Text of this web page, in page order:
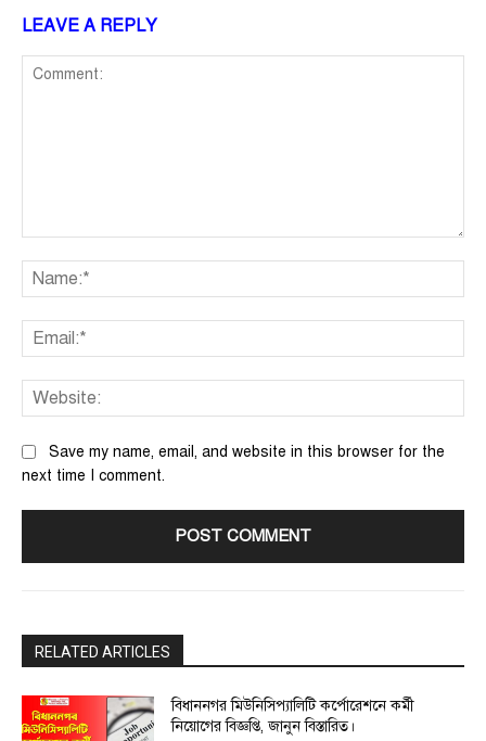
LEAVE A REPLY
Save my name, email, and website in this browser for the
next time I comment.
RELATED ARTICLES
বিধাননগর মিউনিসিপ্যালিটি কর্পোরেশনে কর্মী
নিয়োগের বিজ্ঞপ্তি, জানুন বিস্তারিত।